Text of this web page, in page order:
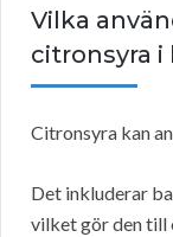
Vilka
citronsyra
Citronsyra kan
Det inkluderar
vilket gör den till